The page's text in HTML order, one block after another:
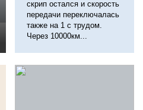
скрип остался и скорость
передачи переключалась
также на 1 с трудом.
Через 10000км...